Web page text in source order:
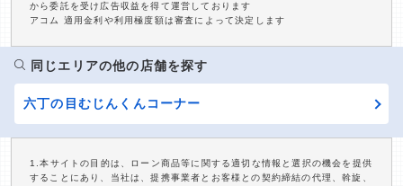
から委託を受け広告収益を得て運営しております
アコム 適用金利や利用極度額は審査によって決定します
同じエリアの他の店舗を探す
六丁の目むじんくんコーナー
1.本サイトの目的は、ローン商品等に関する適切な情報と選択の機会を提供
することにあり、当社は、提携事業者とお客様との契約締結の代理、斡旋、